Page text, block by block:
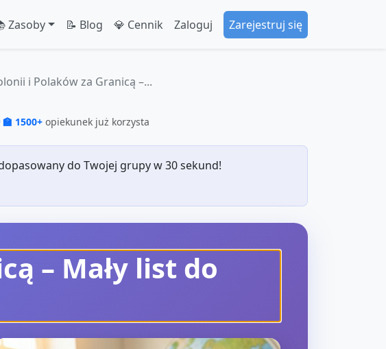
Zasoby 📝 Blog 💎 Cennik Zaloguj Zarejestruj się
i Polaków za Granicą –...
1500+ opiekunek już korzysta
do Twojej grupy w 30 sekund!
– Mały list do